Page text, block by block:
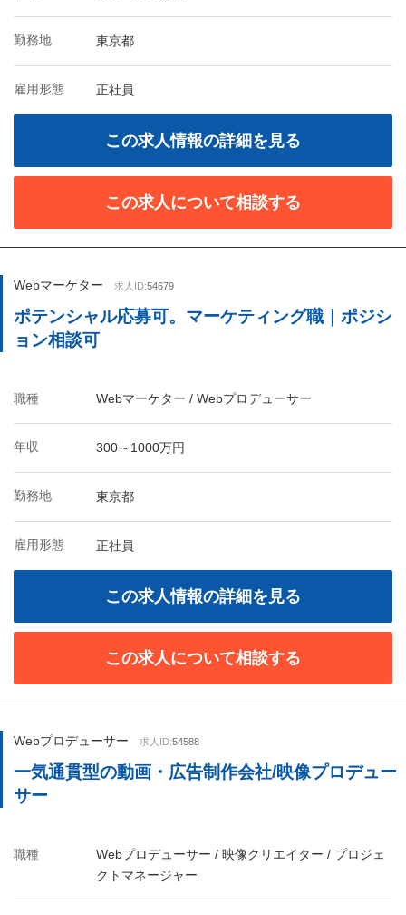
勤務地 東京都
雇用形態 正社員
この求人情報の詳細を見る
この求人について相談する
Webマーケター 求人ID:54679
ポテンシャル応募可。マーケティング職｜ポジシ
ョン相談可
職種 Webマーケター / Webプロデューサー
年収 300～1000万円
勤務地 東京都
雇用形態 正社員
この求人情報の詳細を見る
この求人について相談する
Webプロデューサー 求人ID:54588
一気通貫型の動画・広告制作会社/映像プロデュー
サー
職種
Webプロデューサー / 映像クリエイター / プロジェ
クトマネージャー